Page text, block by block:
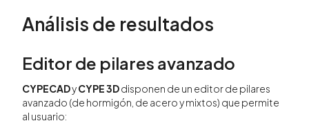
Análisis de resultados
Editor de pilares avanzado
CYPECADyCYPE 3Ddisponen de un editor de pilares
avanzado (de hormigón, de acero y mixtos) que permite
al usuario: